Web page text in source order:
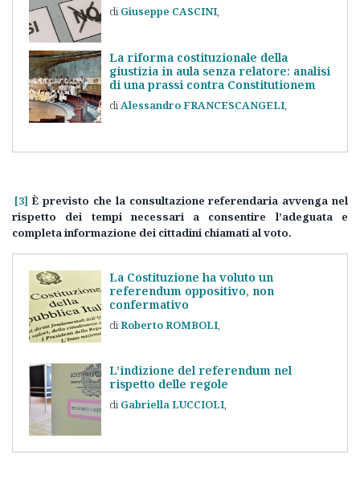
Giuseppe CASCINI
La riforma costituzionale della
giustizia in aula senza relatore: analisi
di una prassi contra Constitutionem
AlessandroFRANCESCANGELI
[3] È previsto che la consultazione referendaria avvenga nel
rispetto dei tempi necessari a consentire l’adeguata e
completa informazione dei cittadini chiamati al voto.
La Costituzione ha voluto un
referendum oppositivo, non
confermativo
RobertoROMBOLI
L’indizione del referendum nel
rispetto delle regole
GabriellaLUCCIOLI